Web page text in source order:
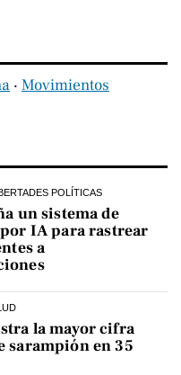
‧ Movimientos
POLÍTICAS
un sistema de
IA para rastrear
a
la mayor cifra
sarampión en 35